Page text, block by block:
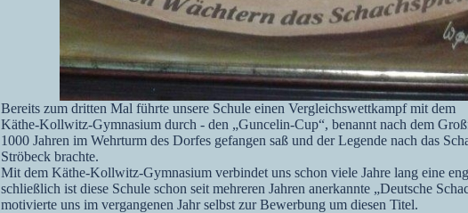
Bereits zum dritten Mal führte unsere Schule einen Vergleichswettkampf mit dem
Käthe-Kollwitz-Gymnasium durch - den „Guncelin-Cup“, benannt nach dem
1000 Jahren im Wehrturm des Dorfes gefangen saß und der Legende nach das
Ströbeck brachte.
Mit dem Käthe-Kollwitz-Gymnasium verbindet uns schon viele Jahre lang eine
schließlich ist diese Schule schon seit mehreren Jahren anerkannte „Deutsche
motivierte uns im vergangenen Jahr selbst zur Bewerbung um diesen Titel.